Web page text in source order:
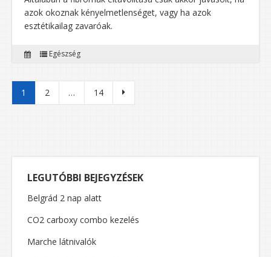
azok okoznak kényelmetlenséget, vagy ha azok
esztétikailag zavaróak.
Egészség
Bejegyzések lapozása
1 2 … 14
LEGUTÓBBI BEJEGYZÉSEK
Belgrád 2 nap alatt
CO2 carboxy combo kezelés
Marche látnivalók